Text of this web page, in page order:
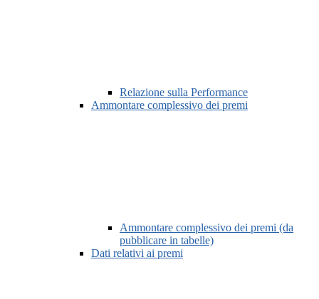
Relazione sulla Performance
Ammontare complessivo dei premi
Ammontare complessivo dei premi (da
pubblicare in tabelle)
Dati relativi ai premi